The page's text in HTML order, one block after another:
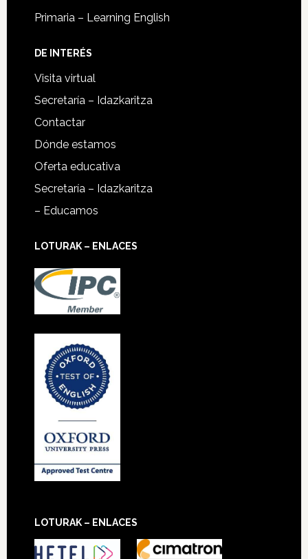
Primaria – Learning English
DE INTERÉS
Visita virtual
Secretaría – Idazkaritza
Contactar
Dónde estamos
Oferta educativa
Secretaría – Idazkaritza
– Educamos
LOTURAK – ENLACES
LOTURAK – ENLACES